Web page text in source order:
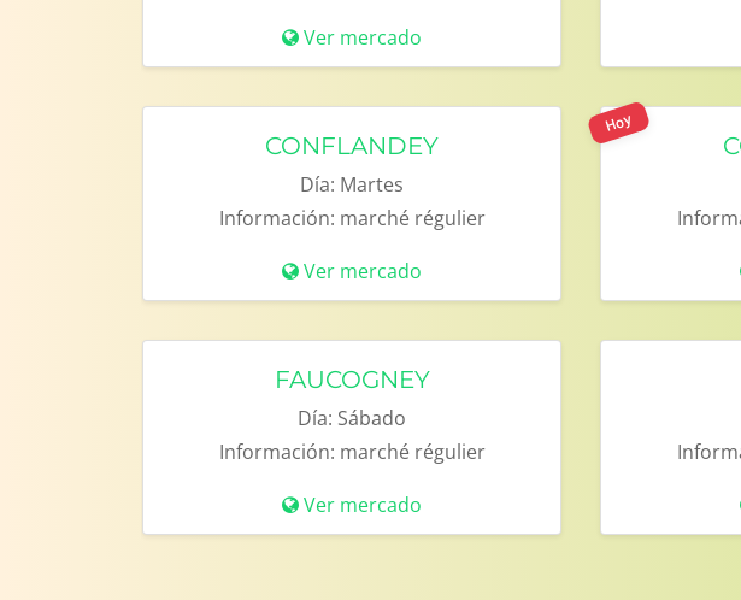
Ver mercado
CONFLANDEY
Día: Martes
Información: marché régulier
Ver mercado
Hoy
FAUCOGNEY
Día: Sábado
Información: marché régulier
Ver mercado